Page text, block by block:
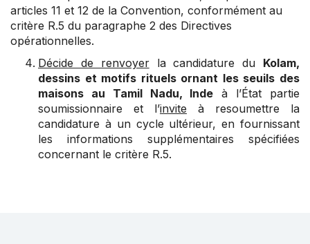
articles 11 et 12 de la Convention, conformément au
critère R.5 du paragraphe 2 des Directives
opérationnelles.
Décide de renvoyerla candidature du Kolam,
dessins et motifs rituels ornant les seuils des
maisons au Tamil Nadu, Inde à l’État partie
soumissionnaire et l’invite à resoumettre la
candidature à un cycle ultérieur, en fournissant
les informations supplémentaires spécifiées
concernant le critère R.5.